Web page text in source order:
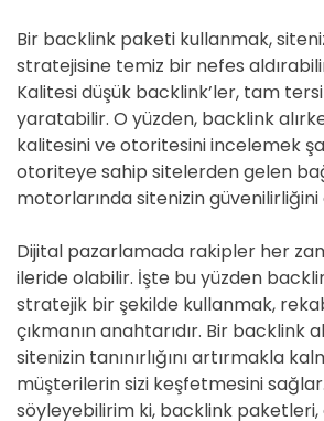
Bir backlink paketi kullanmak,
stratejisine temiz bir nefes
Kalitesi düşük backlink’ler, tam
yaratabilir. O yüzden, backlink
kalitesini ve otoritesini incelemek
otoriteye sahip sitelerden gelen
motorlarında sitenizin güvenilirliğini
Dijital pazarlamada rakipler her
ileride olabilir. İşte bu yüzden
stratejik bir şekilde kullanmak,
çıkmanın anahtarıdır. Bir backlink
sitenizin tanınırlığını artırmakla
müşterilerin sizi keşfetmesini
söyleyebilirim ki, backlink